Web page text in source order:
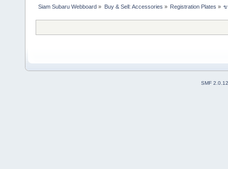
Siam Subaru Webboard » Buy & Sell: Accessories » Registration Plates » ข
SMF 2.0.12